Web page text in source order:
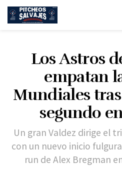
Los Astros
empatan
Mundiales
segundo
Un gran Valdez dirige el
con un nuevo inicio
run de Alex Bregman